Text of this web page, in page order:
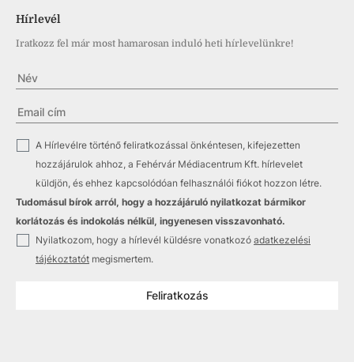
Hírlevél
Iratkozz fel már most hamarosan induló heti hírlevelünkre!
✓
A Hírlevélre történő feliratkozással önkéntesen, kifejezetten
hozzájárulok ahhoz, a Fehérvár Médiacentrum Kft. hírlevelet
küldjön, és ehhez kapcsolódóan felhasználói fiókot hozzon létre.
Tudomásul bírok arról, hogy a hozzájáruló nyilatkozat bármikor
korlátozás és indokolás nélkül, ingyenesen visszavonható.
✓ Nyilatkozom, hogy a hírlevél küldésre vonatkozó adatkezelési
tájékoztatót megismertem.
Feliratkozás